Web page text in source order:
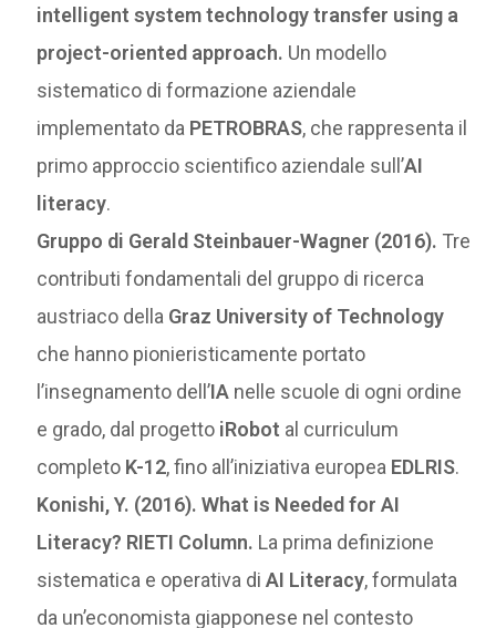
intelligent system technology transfer using a
project-oriented approach. Un modello
sistematico di formazione aziendale
implementato da PETROBRAS, che rappresenta il
primo approccio scientifico aziendale sull’AI
literacy.
Gruppo di Gerald Steinbauer-Wagner (2016). Tre
contributi fondamentali del gruppo di ricerca
austriaco della Graz University of Technology
che hanno pionieristicamente portato
l’insegnamento dell’IA nelle scuole di ogni ordine
e grado, dal progetto iRobot al curriculum
completo K-12, fino all’iniziativa europea EDLRIS.
Konishi, Y. (2016). What is Needed for AI
Literacy? RIETI Column. La prima definizione
sistematica e operativa diAI Literacy, formulata
da un’economista giapponese nel contesto